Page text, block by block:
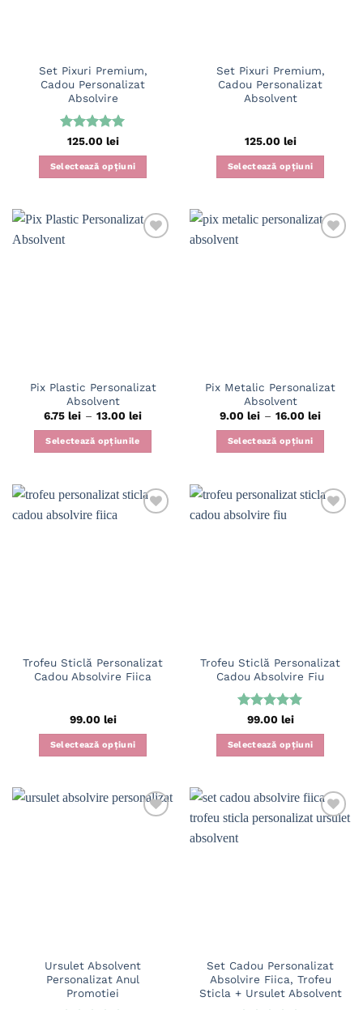
Set Pixuri Premium,
Cadou Personalizat
Absolvire
Evaluat la
5din 5
125.00 lei
Selectează opțiuni
Set Pixuri Premium,
Cadou Personalizat
Absolvent
125.00 lei
Selectează opțiuni
Pix Plastic Personalizat
Absolvent
6.75 lei – 13.00 leiInterval
până
Selectează opțiunile
are
mai
produsului.
Pix Metalic Personalizat
Absolvent
9.00 lei – 16.00 leiInterval
până
Selectează opțiuni
are
mai
produsului.
Trofeu Sticlă Personalizat
Cadou Absolvire Fiica
99.00 lei
Selectează opțiuni
Trofeu Sticlă Personalizat
Cadou Absolvire Fiu
Evaluat la
5din 5
99.00 lei
Selectează opțiuni
Ursulet Absolvent
Personalizat Anul
Promotiei
Set Cadou Personalizat
Absolvire Fiica, Trofeu
Sticla + Ursulet Absolvent